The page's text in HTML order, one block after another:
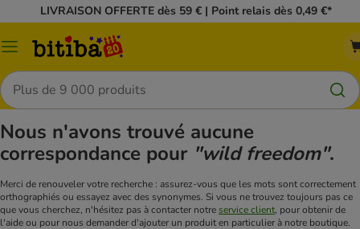
LIVRAISON OFFERTE dès 59 € | Point relais dès 0,49 €*
Menu
Rechercher
Nous n'avons trouvé aucune
correspondance pour "wild freedom".
Merci de renouveler votre recherche : assurez-vous que les mots sont correctement
orthographiés ou essayez avec des synonymes. Si vous ne trouvez toujours pas ce
que vous cherchez, n'hésitez pas à contacter notreservice client, pour obtenir de
l'aide ou pour nous demander d'ajouter un produit en particulier à notre boutique.